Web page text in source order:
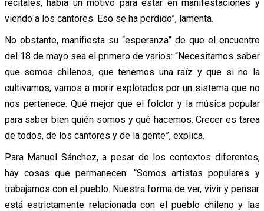
recitales, había un motivo para estar en manifestaciones y
viendo a los cantores. Eso se ha perdido”, lamenta.
No obstante, manifiesta su “esperanza” de que el encuentro
del 18 de mayo sea el primero de varios: “Necesitamos saber
que somos chilenos, que tenemos una raíz y que si no la
cultivamos, vamos a morir explotados por un sistema que no
nos pertenece. Qué mejor que el folclor y la música popular
para saber bien quién somos y qué hacemos. Crecer es tarea
de todos, de los cantores y de la gente”, explica.
Para Manuel Sánchez, a pesar de los contextos diferentes,
hay cosas que permanecen: “Somos artistas populares y
trabajamos con el pueblo. Nuestra forma de ver, vivir y pensar
está estrictamente relacionada con el pueblo chileno y las